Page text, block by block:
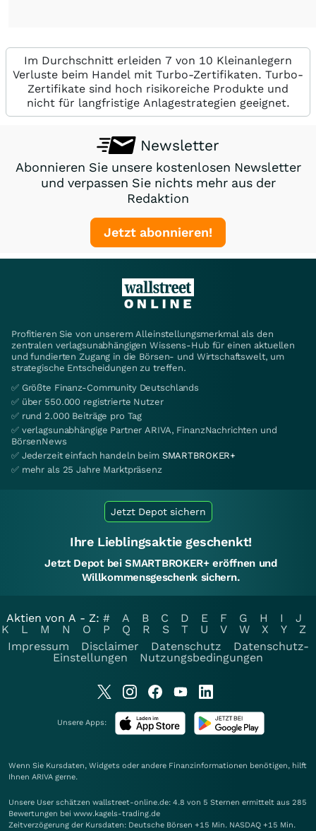
Im Durchschnitt erleiden 7 von 10 Kleinanlegern
Verluste beim Handel mit Turbo-Zertifikaten. Turbo-
Zertifikate sind hoch risikoreiche Produkte und
nicht für langfristige Anlagestrategien geeignet.
Newsletter
Abonnieren Sie unsere kostenlosen Newsletter
und verpassen Sie nichts mehr aus der
Redaktion
Jetzt abonnieren!
Profitieren Sie von unserem Alleinstellungsmerkmal als den
zentralen verlagsunabhängigen Wissens-Hub für einen aktuellen
und fundierten Zugang in die Börsen- und Wirtschaftswelt, um
strategische Entscheidungen zu treffen.
✅ Größte Finanz-Community Deutschlands
✅ über 550.000 registrierte Nutzer
✅ rund 2.000 Beiträge pro Tag
✅ verlagsunabhängige Partner ARIVA, FinanzNachrichten und
BörsenNews
✅ Jederzeit einfach handeln beim SMARTBROKER+
✅ mehr als 25 Jahre Marktpräsenz
Jetzt Depot sichern
Ihre Lieblingsaktie geschenkt!
Jetzt Depot bei SMARTBROKER+ eröffnen und
Willkommensgeschenk sichern.
Aktien von A - Z: # A B C D E F G H I
J
K
L M N O P Q R S T U V W X Y
Z
Impressum
Disclaimer Datenschutz
Datenschutz-
Einstellungen
Nutzungsbedingungen
Unsere Apps:
Wenn Sie Kursdaten, Widgets oder andere Finanzinformationen benötigen, hilft
Ihnen ARIVA gerne.
Unsere User schätzen wallstreet-online.de: 4.8 von 5 Sternen ermittelt aus 285
Bewertungen bei www.kagels-trading.de
Zeitverzögerung der Kursdaten: Deutsche Börsen +15 Min. NASDAQ +15 Min.